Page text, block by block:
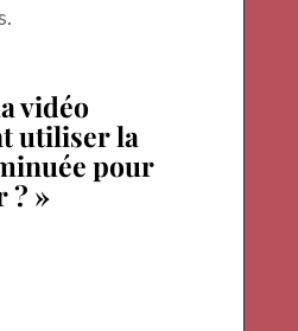
vidéo
utiliser la
pour
? »